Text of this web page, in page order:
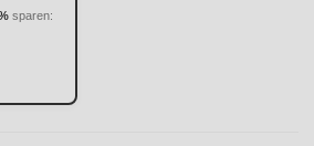
sparen: